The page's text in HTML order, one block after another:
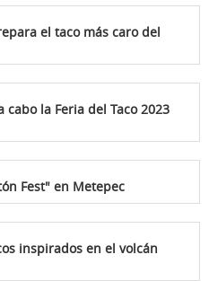
el taco más caro del
la Feria del Taco 2023
Fest" en Metepec
inspirados en el volcán